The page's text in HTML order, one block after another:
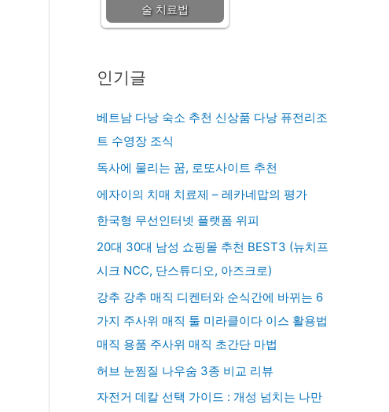
술 치료법
인기글
베트남 다낭 숙소 추천 신상품 다낭 퓨전리조
트 수영장 조식
독사에 물리는 꿈, 로또사이트 추천
에자이의 치매 치료제 – 레카네맙의 평가
한국형 무선인터넷 플랫폼 위피
20대 30대 남성 쇼핑몰 추천 BEST3 (뉴치프
시크 NCC, 단스튜디오, 아즈크로)
강추 강추 매직 디켄터와 순식간에 바뀌는 6
가지 주사위 매직 툴 미라클이다 이스 활용법
매직 용품 주사위 매직 초간단 마법
허브 눈찜질 나우숨 3종 비교 리뷰
자전거 데칼 선택 가이드 : 개성 넘치는 나만